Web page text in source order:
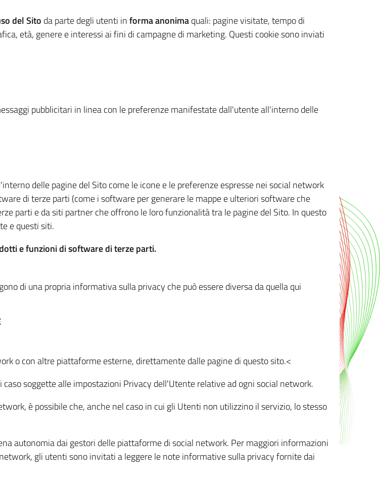
del Sito da parte degli utenti informa anonimaquali: pagine visitate, tempo di
età, genere e interessi ai fini di campagne di marketing. Questi cookie sono inviati
pubblicitari in linea con le preferenze manifestate dall'utente all'interno delle
delle pagine del Sito come le icone e le preferenze espresse nei social network
di terze parti (come i software per generare le mappe e ulteriori software che
parti e da siti partner che offrono le loro funzionalità tra le pagine del Sito. In questo
e questi siti.
e funzioni di software di terze parti.
di una propria informativa sulla privacy che può essere diversa da quella qui
o con altre piattaforme esterne, direttamente dalle pagine di questo sito.<
soggette alle impostazioni Privacy dell'Utente relative ad ogni social network.
è possibile che, anche nel caso in cui gli Utenti non utilizzino il servizio, lo stesso
autonomia dai gestori delle piattaforme di social network. Per maggiori informazioni
gli utenti sono invitati a leggere le note informative sulla privacy fornite dai